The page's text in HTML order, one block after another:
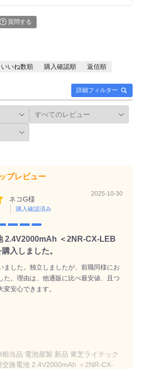
質問する
詳細フィルター
いいね数順 購入確認順
返信順
プレビュー
ネコG様
購入確認済み
2025-10-30
2.4V2000mAh ＜2NR-CX-LEB
入しました。
ました。独立しましたが、前職同様にお
た。理由は、他通販に比べ最安値、且つ
安心できます。
相当品 電池屋製 新品 東芝ライテック
換電池 2.4V2000mAh ＜2NR-CX-